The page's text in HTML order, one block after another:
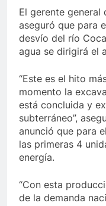
El gerente general
aseguró que para
desvío del río
agua se dirigirá el
“Este es el hito
momento la
está concluida y
subterráneo”,
anunció que para
las primeras 4
energía.
“Con esta
de la demanda